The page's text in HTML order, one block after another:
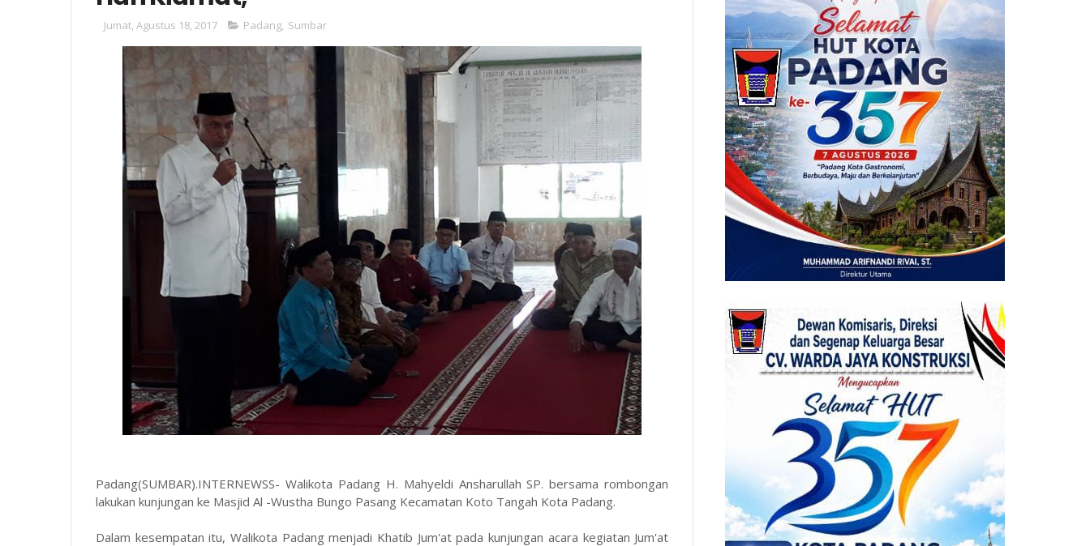
Jumat, Agustus 18, 2017 Padang, Sumbar
Padang(SUMBAR).INTERNEWSS- Walikota Padang H. Mahyeldi Ansharullah SP. bersama rombongan
lakukan kunjungan ke Masjid Al -Wustha Bungo Pasang Kecamatan Koto Tangah Kota Padang.
Dalam kesempatan itu, Walikota Padang menjadi Khatib Jum'at pada kunjungan acara kegiatan Jum'at